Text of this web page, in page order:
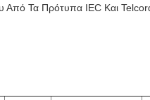
Από Τα Πρότυπα IEC Και